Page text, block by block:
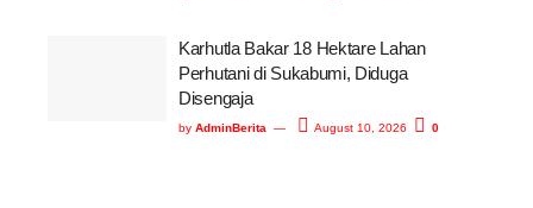
Karhutla Bakar 18 Hektare Lahan
Perhutani di Sukabumi, Diduga
Disengaja
by AdminBerita August 10, 2026 0